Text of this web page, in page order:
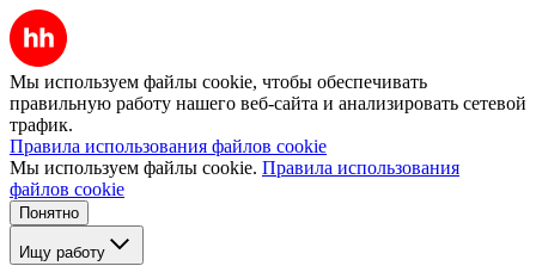
Мы используем файлы cookie, чтобы обеспечивать
правильную работу нашего веб-сайта и анализировать сетевой
трафик.
Правила использования файлов cookie
Мы используем файлы cookie. Правила использования
файлов cookie
Понятно
Ищу работу